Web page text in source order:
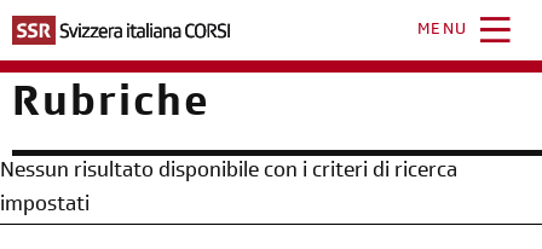
contenuto
principale
MENU
Rubriche
Nessun risultato disponibile con i criteri di ricerca
impostati